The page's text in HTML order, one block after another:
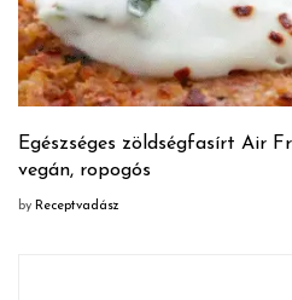
Egészséges zöldségfasírt Air
vegán, ropogós
by Receptvadász